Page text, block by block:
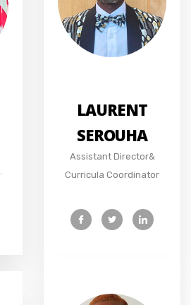
LAURENT
SEROUHA
Assistant Director&
Curricula Coordinator